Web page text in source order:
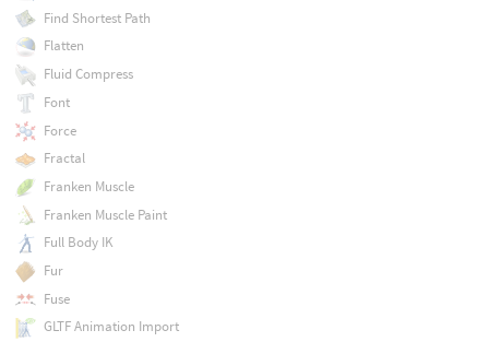
Find Shortest Path
Flatten
Fluid Compress
Font
Force
Fractal
Franken Muscle
Franken Muscle Paint
Full Body IK
Fur
Fuse
GLTF Animation Import